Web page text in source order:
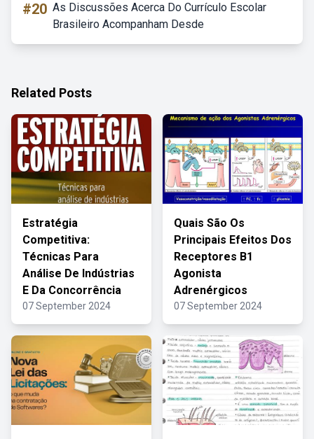
#20 As Discussões Acerca Do Currículo Escolar
Brasileiro Acompanham Desde
Related Posts
Estratégia
Competitiva:
Técnicas Para
Análise De Indústrias
E Da Concorrência
07 September 2024
Quais São Os
Principais Efeitos Dos
Receptores B1
Agonista
Adrenérgicos
07 September 2024